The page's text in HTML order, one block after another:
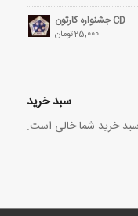
CD جشنواره کارتون
25,000تومان
سبد خرید
سبد خرید شما خالی است.